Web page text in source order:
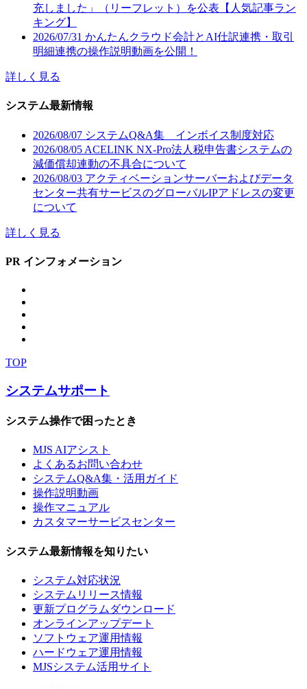
充しました」（リーフレット）を公表【人気記事ラン
キング】
2026/07/31 かんたんクラウド会計とAI仕訳連携・取引
明細連携の操作説明動画を公開！
詳しく見る
システム最新情報
2026/08/07 システムQ&A集 インボイス制度対応
2026/08/05 ACELINK NX-Pro法人税申告書システムの
減価償却連動の不具合について
2026/08/03 アクティベーションサーバーおよびデータ
センター共有サービスのグローバルIPアドレスの変更
について
詳しく見る
PR インフォメーション
TOP
システムサポート
システム操作で困ったとき
MJS AIアシスト
よくあるお問い合わせ
システムQ&A集・活用ガイド
操作説明動画
操作マニュアル
カスタマーサービスセンター
システム最新情報を知りたい
システム対応状況
システムリリース情報
更新プログラムダウンロード
オンラインアップデート
ソフトウェア運用情報
ハードウェア運用情報
MJSシステム活用サイト